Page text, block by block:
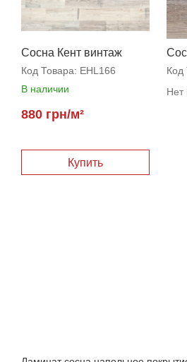
Сосна Кент винтаж
Код Товара: EHL166
В наличии
880 грн/м²
Купить
Код
Нет